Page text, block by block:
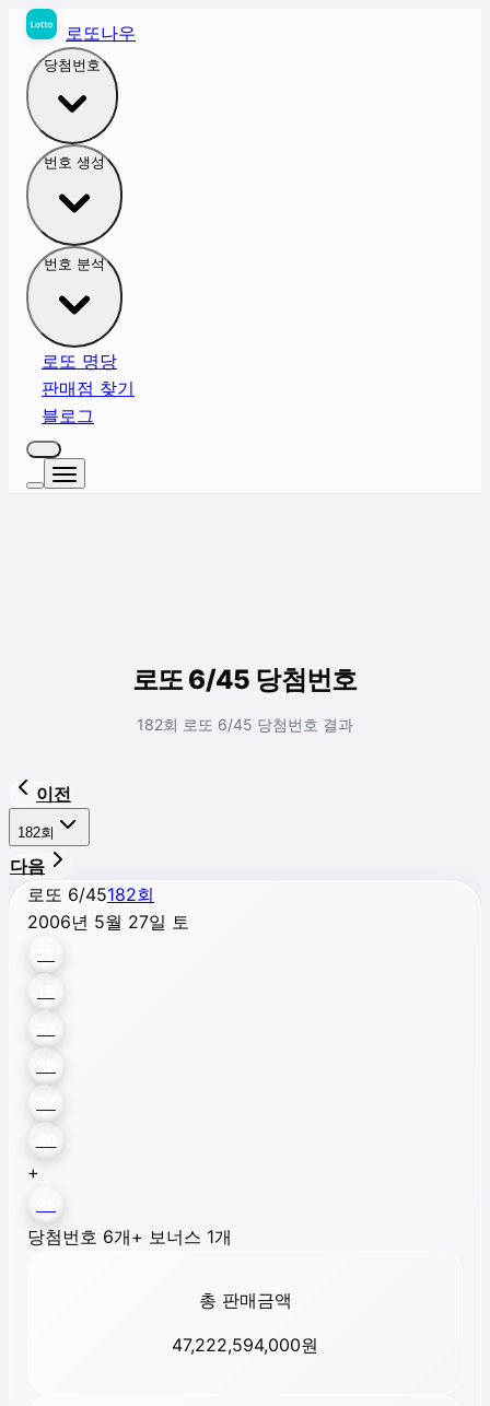
로또나우
당첨번호
번호 생성
번호 분석
로또 명당
판매점 찾기
블로그
로또 6/45 당첨번호
182회 로또 6/45 당첨번호 결과
이전
182회
다음
로또 6/45182회
2006년 5월 27일 토
+
당첨번호 6개+ 보너스 1개
총 판매금액
47,222,594,000원